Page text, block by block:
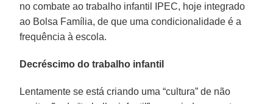
no combate ao trabalho infantil IPEC, hoje integrado
ao Bolsa Família, de que uma condicionalidade é a
frequência à escola.
Decréscimo do trabalho infantil
Lentamente se está criando uma “cultura” de não